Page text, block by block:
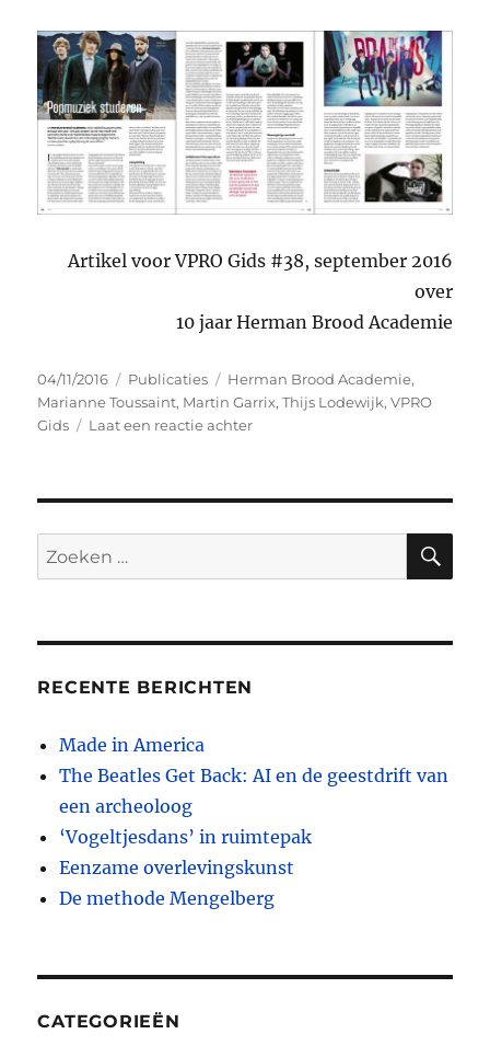
Artikel voor VPRO Gids #38, september 2016
over
10 jaar Herman Brood Academie
Geplaatst
op
04/11/2016 Categorieën
Publicaties Tags
Herman Brood Academie,
Marianne Toussaint, Martin Garrix,Thijs Lodewijk,VPRO
Gids
Laat een reactie achterop
Zoeken
naar:
RECENTE BERICHTEN
Made in America
The Beatles Get Back: AI en de geestdrift van
een archeoloog
‘Vogeltjesdans’ in ruimtepak
Eenzame overlevingskunst
De methode Mengelberg
CATEGORIEËN